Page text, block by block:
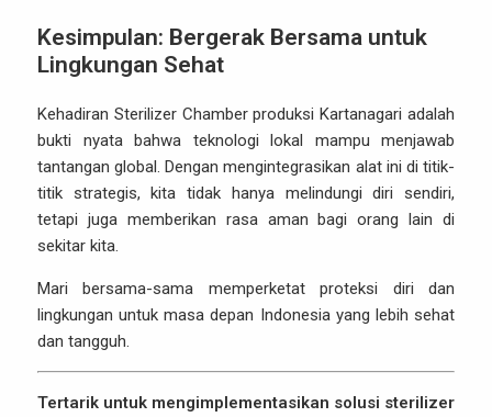
Kesimpulan: Bergerak Bersama untuk
Lingkungan Sehat
Kehadiran Sterilizer Chamber produksi Kartanagari adalah
bukti nyata bahwa teknologi lokal mampu menjawab
tantangan global. Dengan mengintegrasikan alat ini di titik-
titik strategis, kita tidak hanya melindungi diri sendiri,
tetapi juga memberikan rasa aman bagi orang lain di
sekitar kita.
Mari bersama-sama memperketat proteksi diri dan
lingkungan untuk masa depan Indonesia yang lebih sehat
dan tangguh.
Tertarik untuk mengimplementasikan solusi sterilizer